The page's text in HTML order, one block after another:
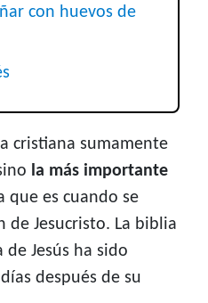
con huevos de
cristiana sumamente
la más importante
que es cuando se
de Jesucristo. La biblia
Jesús ha sido
después de su